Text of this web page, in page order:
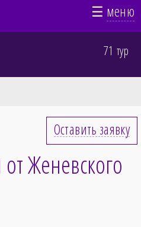
☰ меню
71 тур
Оставить заявку
Женевского